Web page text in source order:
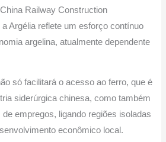
Railway Construction
Argélia reflete um esforço contínuo
argelina, atualmente dependente
só facilitará o acesso ao ferro, que é
siderúrgica chinesa, como também
empregos, ligando regiões isoladas
econômico local.